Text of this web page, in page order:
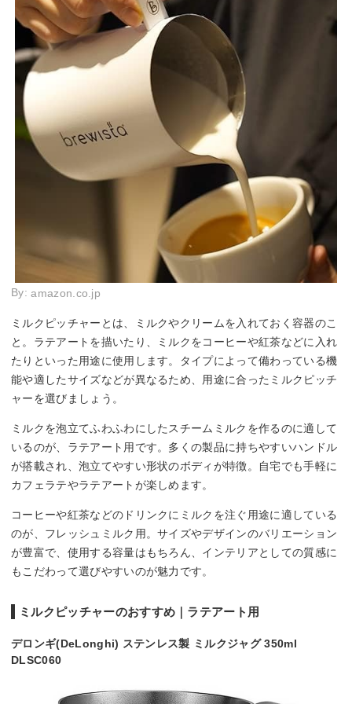
By:amazon.co.jp
ミルクピッチャーとは、ミルクやクリームを入れておく容器のこ
と。ラテアートを描いたり、ミルクをコーヒーや紅茶などに入れ
たりといった用途に使用します。タイプによって備わっている機
能や適したサイズなどが異なるため、用途に合ったミルクピッチ
ャーを選びましょう。
ミルクを泡立てふわふわにしたスチームミルクを作るのに適して
いるのが、ラテアート用です。多くの製品に持ちやすいハンドル
が搭載され、泡立てやすい形状のボディが特徴。自宅でも手軽に
カフェラテやラテアートが楽しめます。
コーヒーや紅茶などのドリンクにミルクを注ぐ用途に適している
のが、フレッシュミルク用。サイズやデザインのバリエーション
が豊富で、使用する容量はもちろん、インテリアとしての質感に
もこだわって選びやすいのが魅力です。
ミルクピッチャーのおすすめ｜ラテアート用
デロンギ(DeLonghi) ステンレス製 ミルクジャグ 350ml
DLSC060